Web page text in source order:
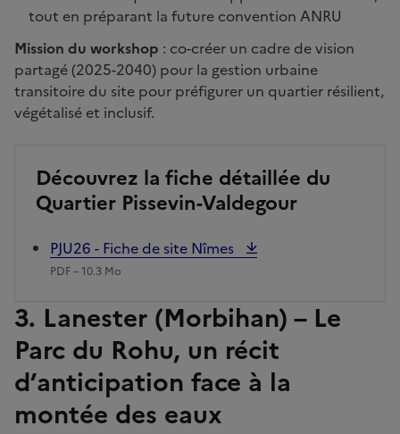
tout en préparant la future convention ANRU
Mission du workshop : co-créer un cadre de vision
partagé (2025-2040) pour la gestion urbaine
transitoire du site pour préfigurer un quartier résilient,
végétalisé et inclusif.
Découvrez la fiche détaillée du
Quartier Pissevin-Valdegour
PJU26 - Fiche de site Nîmes
PDF – 10.3 Mo
3. Lanester (Morbihan) – Le
Parc du Rohu, un récit
d’anticipation face à la
montée des eaux